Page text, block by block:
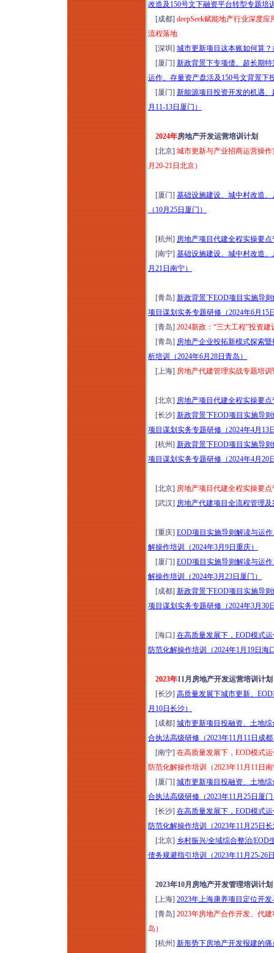
嵌入式社区+居家养
老落地实操研学
（2026年8月7日-9日
济南）
新版清单计价标准落
地实操、造价争议化
解与全过程造价合规
管理专题培训（2026
年8月7日西安）
存量时代地产新媒体
全域营销体系（短视
频+小红书+短剧+直
播）高效获客全链路
落地转化实战培训
（2026年8月8-9日郑
州）
商业地产全流程与资
产管理提升研修（8
月8-9日石家庄）公募
REITs解析、策划定
位、收益测算、筹备
期招商与开业后资产
增值经营实操心法
2026年商业标杆项目
会员运营与直播营销
实战特训班（8月8-9
日郑州）
2026年康养项目定位
设计与营销运营提升
研讨暨项目考察（8
月8-9日上海）从定位
筹开、空间设计、品
牌营销到运营管理全
生命周期
2026年云南温泉水疗
运动疗愈+爱情疗愈
标杆项目考察（8月9-
12日）
国企央企及事业单位
项目全生命周期管理
实战能力提升专题培
训（2026年8月11-12
日成都）
穿透式监管下国企法
务、合规、内控、风
险、审计“五位一体
化” 构建专题培训
（2026年8月12日西
安）
2026探访中国“好房
子”：新规2.0成都住
宅标杆项目研学（8
月13-14日成都）
新基建格局下工程项
目（DB&EPC）造价
管控、招采优化、结
算审计与争议破局高
级研修（2026年8月
13日昆明）
“十五五”规划基建领
域高质量发展：人工
智能+工程建设项目
全流程精益管控与风
险防范培训（2026年
8月13日昆明）
改造及150号文下融资平台转型专题培
[成都] deepSeek赋能地产行业深度
流程落地
[深圳] 城市更新项目这本账如何算
[厦门] 新政背景下专项债、超长期
运作、存量资产盘活及150号文背景下
[厦门] 新能源项目投资开发的机遇
月11-13日厦门）
2024年房地产开发运营培训计划
[北京] 城市更新与产业招商运营操
月20-21日北京）
[厦门] 基础设施建设、城中村改造
（10月25日厦门）
[杭州] 房地产项目代建全程实操要
[南宁] 基础设施建设、城中村改造
月21日南宁）
[青岛] 新政背景下EOD项目实施导
项目谋划实务专题研修（2024年6月15
[青岛] 2024新政：“三大工程”投资
[青岛] 房地产企业投拓新模式探索
析培训（2024年6月28日青岛）
[上海] 房地产代建管理实战专题培
[北京] 房地产项目代建全程实操要
[长沙] 新政背景下EOD项目实施导
项目谋划实务专题研修（2024年4月13
[杭州] 新政背景下EOD项目实施导
项目谋划实务专题研修（2024年4月20
[北京] 房地产项目代建全程实操要
[武汉] 房地产代建项目全流程管理
[重庆] EOD项目实施导则解读与运
解操作培训（2024年3月9日重庆）
[厦门] EOD项目实施导则解读与运
解操作培训（2024年3月23日厦门）
[成都] 新政背景下EOD项目实施导
项目谋划实务专题研修（2024年3月30
[海口] 在高质量发展下，EOD模式
防范化解操作培训（2024年1月19日海
2023年11月房地产开发运营培训计划
[长沙] 高质量发展下城市更新、
月10日长沙）
[成都] 城市更新项目投融资、土地
合执法高级研修（2023年11月11日成
[南宁] 在高质量发展下，EOD模式
防范化解操作培训（2023年11月11日
[厦门] 城市更新项目投融资、土地
合执法高级研修（2023年11月25日厦
[长沙] 在高质量发展下，EOD模式
防范化解操作培训（2023年11月25日
[北京] 乡村振兴/全域综合整治/EOD
债务规避指引培训（2023年11月25-26
2023年10月房地产开发管理培训计划
[上海] 2023年上海康养项目定位开
[青岛] 2023年房地产合作开发、代
岛）
[杭州] 新形势下房地产开发报建的